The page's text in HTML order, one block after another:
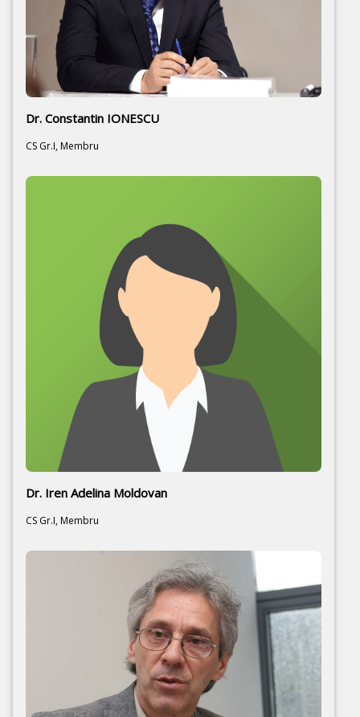
Dr. Constantin IONESCU
CS Gr.I, Membru
Dr. Iren Adelina Moldovan
CS Gr.I, Membru